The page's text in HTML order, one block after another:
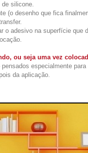
de silicone.
(o desenho que fica
o adesivo na superfície que
ou seja uma vez
especialmente
da aplicação.